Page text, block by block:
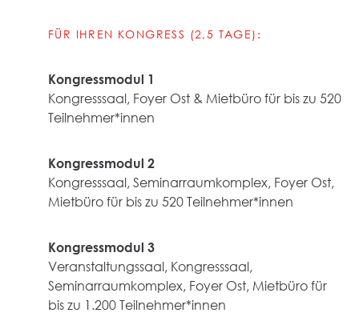
FÜR IHREN KONGRESS (2,5 TAGE):
Kongressmodul 1
Kongresssaal, Foyer Ost & Mietbüro für bis zu 520
Teilnehmer*innen
Kongressmodul 2
Kongresssaal, Seminarraumkomplex, Foyer Ost,
Mietbüro für bis zu 520 Teilnehmer*innen
Kongressmodul 3
Veranstaltungssaal, Kongresssaal,
Seminarraumkomplex, Foyer Ost, Mietbüro für
bis zu 1.200 Teilnehmer*innen